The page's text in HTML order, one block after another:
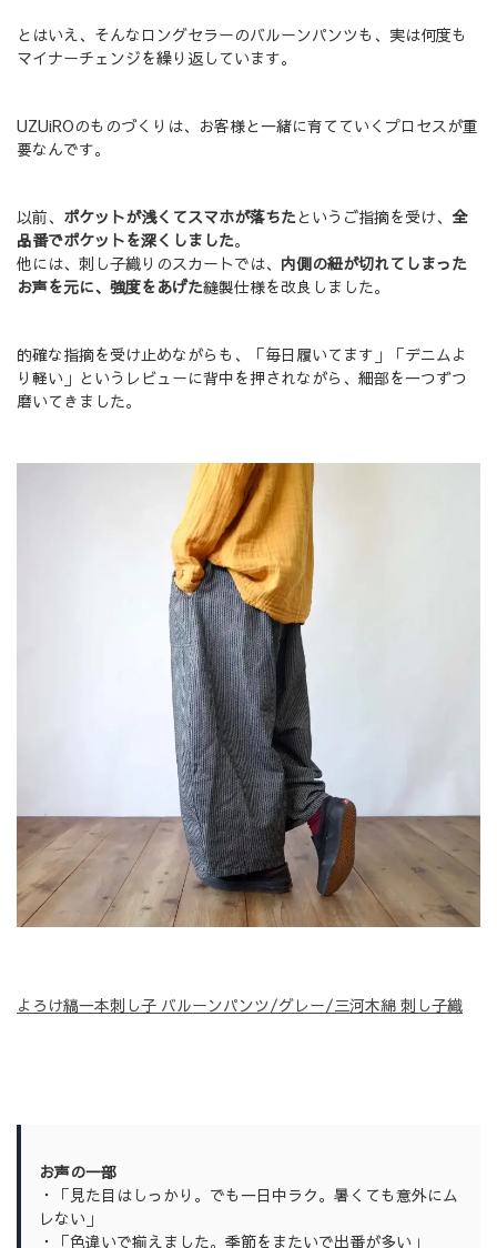
とはいえ、そんなロングセラーのバルーンパンツも、実は何度も
マイナーチェンジを繰り返しています。
UZUiROのものづくりは、お客様と一緒に育てていくプロセスが重
要なんです。
以前、 ポケットが浅くてスマホが落ちたというご指摘を受け、 全
品番でポケットを深くしました。
他には、刺し子織りのスカートでは、 内側の紐が切れてしまった
お声を元に、強度をあげた縫製仕様を改良しました。
的確な指摘を受け止めながらも、「毎日履いてます」「デニムよ
り軽い」というレビューに背中を押されながら、細部を一つずつ
磨いてきました。
よろけ縞一本刺し子 バルーンパンツ/グレー/三河木綿 刺し子織
お声の一部
・「見た目はしっかり。でも一日中ラク。暑くても意外にム
レない」
・「色違いで揃えました。季節をまたいで出番が多い」